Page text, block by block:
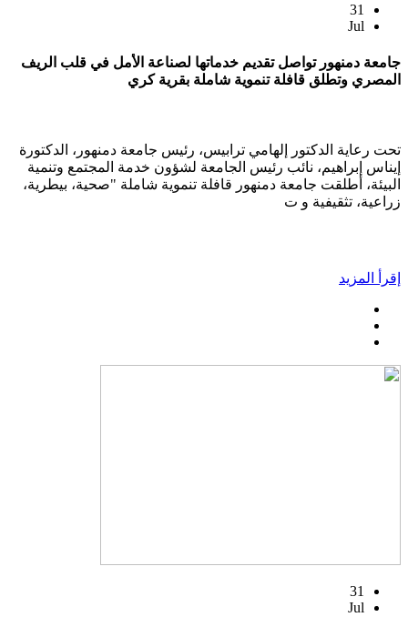
31
Jul
جامعة دمنهور تواصل تقديم خدماتها لصناعة الأمل في قلب الريف
المصري وتطلق قافلة تنموية شاملة بقرية كري
تحت رعاية الدكتور إلهامي ترابيس، رئيس جامعة دمنهور، الدكتورة
إيناس إبراهيم، نائب رئيس الجامعة لشؤون خدمة المجتمع وتنمية
البيئة، أطلقت جامعة دمنهور قافلة تنموية شاملة "صحية، بيطرية،
زراعية، تثقيفية و ت
إقرأ المزيد
31
Jul